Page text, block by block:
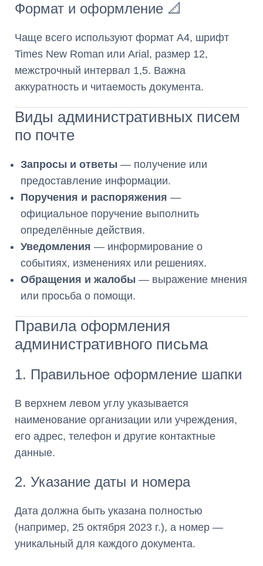
Формат и оформление 📐
Чаще всего используют формат А4, шрифт
Times New Roman или Arial, размер 12,
межстрочный интервал 1,5. Важна
аккуратность и читаемость документа.
Виды административных писем
по почте
Запросы и ответы — получение или
предоставление информации.
Поручения и распоряжения —
официальное поручение выполнить
определённые действия.
Уведомления — информирование о
событиях, изменениях или решениях.
Обращения и жалобы — выражение мнения
или просьба о помощи.
Правила оформления
административного письма
1. Правильное оформление шапки
В верхнем левом углу указывается
наименование организации или учреждения,
его адрес, телефон и другие контактные
данные.
2. Указание даты и номера
Дата должна быть указана полностью
(например, 25 октября 2023 г.), а номер —
уникальный для каждого документа.